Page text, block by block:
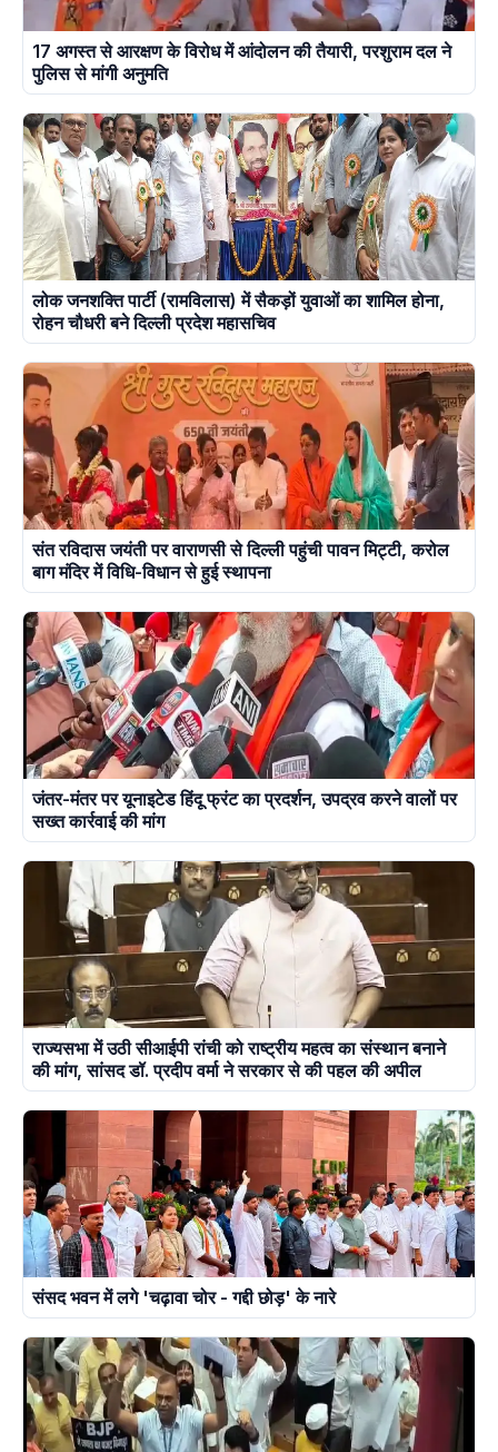
17 अगस्त से आरक्षण के विरोध में आंदोलन की तैयारी, परशुराम दल ने
पुलिस से मांगी अनुमति
लोक जनशक्ति पार्टी (रामविलास) में सैकड़ों युवाओं का शामिल होना,
रोहन चौधरी बने दिल्ली प्रदेश महासचिव
संत रविदास जयंती पर वाराणसी से दिल्ली पहुंची पावन मिट्टी, करोल
बाग मंदिर में विधि-विधान से हुई स्थापना
जंतर-मंतर पर यूनाइटेड हिंदू फ्रंट का प्रदर्शन, उपद्रव करने वालों पर
सख्त कार्रवाई की मांग
राज्यसभा में उठी सीआईपी रांची को राष्ट्रीय महत्व का संस्थान बनाने
की मांग, सांसद डॉ. प्रदीप वर्मा ने सरकार से की पहल की अपील
संसद भवन में लगे 'चढ़ावा चोर - गद्दी छोड़' के नारे